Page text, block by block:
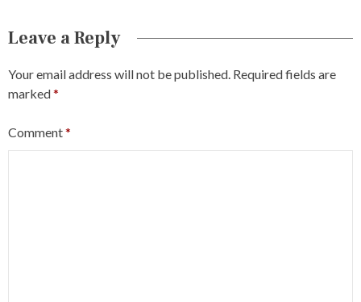
Leave a Reply
Your email address will not be published. Required fields are
marked*
Comment*